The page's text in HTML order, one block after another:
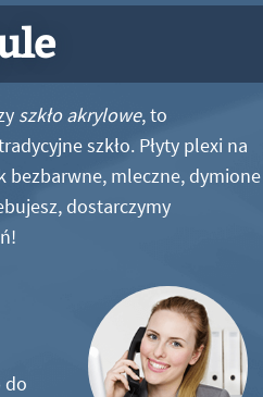
szkło akrylowe, to
szkło. Płyty plexi na
bezbarwne, mleczne, dymione
dostarczymy
do